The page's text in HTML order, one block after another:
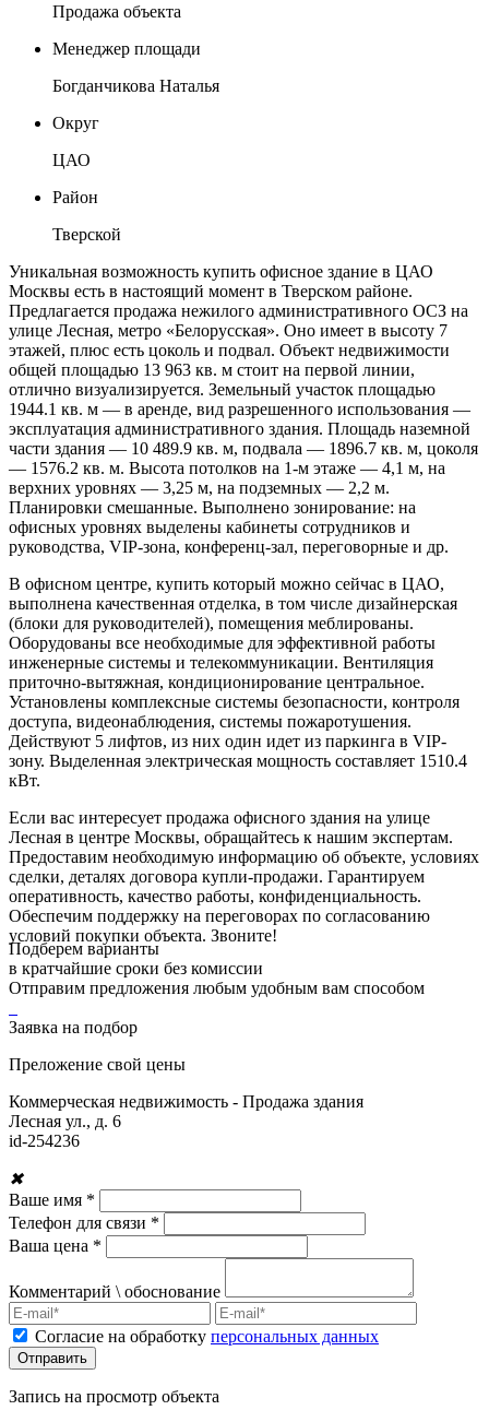
Продажа объекта
Менеджер площади
Богданчикова Наталья
Округ
ЦАО
Район
Тверской
Уникальная возможность купить офисное здание в ЦАО
Москвы есть в настоящий момент в Тверском районе.
Предлагается продажа нежилого административного ОСЗ на
улице Лесная, метро «Белорусская». Оно имеет в высоту 7
этажей, плюс есть цоколь и подвал. Объект недвижимости
общей площадью 13 963 кв. м стоит на первой линии,
отлично визуализируется. Земельный участок площадью
1944.1 кв. м — в аренде, вид разрешенного использования —
эксплуатация административного здания. Площадь наземной
части здания — 10 489.9 кв. м, подвала — 1896.7 кв. м, цоколя
— 1576.2 кв. м. Высота потолков на 1-м этаже — 4,1 м, на
верхних уровнях — 3,25 м, на подземных — 2,2 м.
Планировки смешанные. Выполнено зонирование: на
офисных уровнях выделены кабинеты сотрудников и
руководства, VIP-зона, конференц-зал, переговорные и др.
В офисном центре, купить который можно сейчас в ЦАО,
выполнена качественная отделка, в том числе дизайнерская
(блоки для руководителей), помещения меблированы.
Оборудованы все необходимые для эффективной работы
инженерные системы и телекоммуникации. Вентиляция
приточно-вытяжная, кондиционирование центральное.
Установлены комплексные системы безопасности, контроля
доступа, видеонаблюдения, системы пожаротушения.
Действуют 5 лифтов, из них один идет из паркинга в VIP-
зону. Выделенная электрическая мощность составляет 1510.4
кВт.
Если вас интересует продажа офисного здания на улице
Лесная в центре Москвы, обращайтесь к нашим экспертам.
Предоставим необходимую информацию об объекте, условиях
сделки, деталях договора купли-продажи. Гарантируем
оперативность, качество работы, конфиденциальность.
Обеспечим поддержку на переговорах по согласованию
условий покупки объекта. Звоните!
Подберем варианты
в кратчайшие сроки без комиссии
Отправим предложения любым удобным вам способом
Заявка на подбор
Преложение свой цены
Коммерческая недвижимость - Продажа здания
Лесная ул., д. 6
id-254236
✖
Ваше имя *
Телефон для связи *
Ваша цена *
Комментарий \ обоснование
Согласие на обработку персональных данных
Запись на просмотр объекта